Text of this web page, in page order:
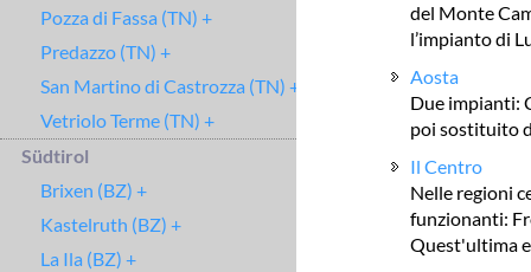
Pozza di Fassa (TN) +
Predazzo (TN) +
San Martino di Castrozza (TN) +
Vetriolo Terme (TN) +
Südtirol
Brixen (BZ) +
Kastelruth (BZ) +
La Ila (BZ) +
del Monte
l’impianto di
Aosta
Due impianti:
poi sostituito
Il Centro
Nelle regioni
funzionanti:
Quest'ultima